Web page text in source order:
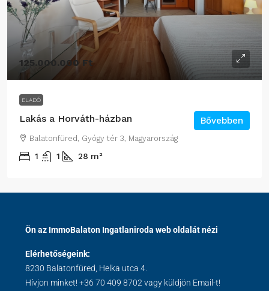
125.000.000 Ft
ELADÓ
Lakás a Horváth-házban
Balatonfüred, Gyógy tér 3, Magyarország
1 1 28 m²
Bővebben
Ön az ImmoBalaton Ingatlaniroda web oldalát nézi
Elérhetőségeink:
8230 Balatonfüred, Helka utca 4.
Hívjon minket! +36 70 409 8702 vagy küldjön Email-t!